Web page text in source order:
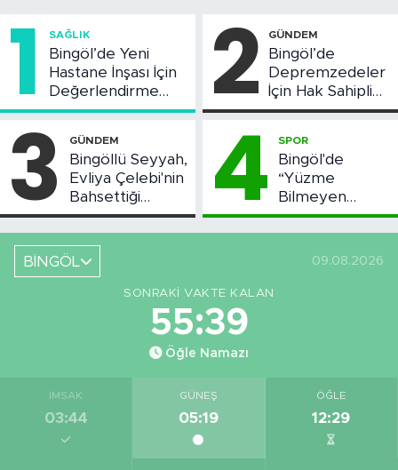
1 SAĞLIK
Bingöl’de Yeni
Hastane İnşası İçin
Değerlendirme
Toplantısı Yapıldı
2 GÜNDEM
Bingöl’de
Depremzedeler
İçin Hak Sahipliği
Askı Süreci
3 GÜNDEM
Bingöllü Seyyah,
Evliya Çelebi'nin
Bahsettiği
Bingöl'deki O
Yeri Görüntüledi
4 SPOR
Bingöl'de
“Yüzme
Bilmeyen
Kalmasın”
Projesi Devam
Ediyor
BİNGÖL 09.08.2026
SONRAKI VAKTE KALAN
55:38
Öğle Namazı
İMSAK
03:44
GÜNEŞ
05:19
ÖĞLE
12:29